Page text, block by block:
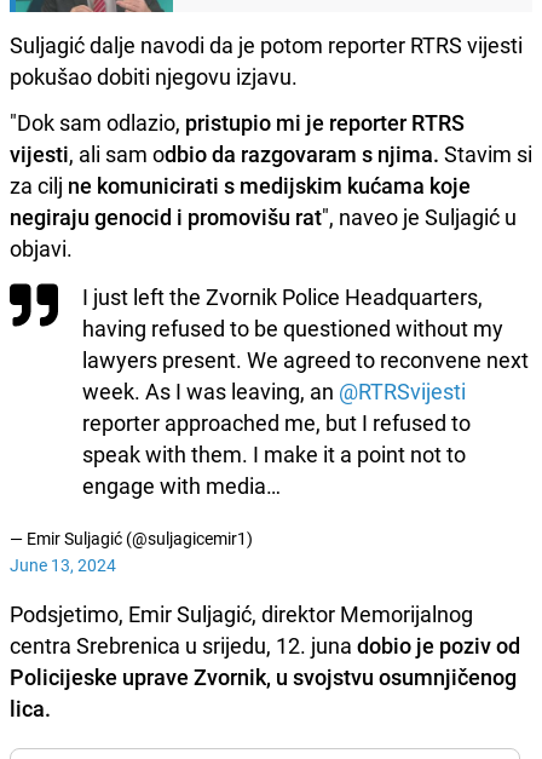
Suljagić dalje navodi da je potom reporter RTRS vijesti
pokušao dobiti njegovu izjavu.
"Dok sam odlazio, pristupio mi je reporter RTRS
vijesti, ali sam odbio da razgovaram s njima. Stavim si
za cilj ne komunicirati s medijskim kućama koje
negiraju genocid i promovišu rat", naveo je Suljagić u
objavi.
I just left the Zvornik Police Headquarters,
having refused to be questioned without my
lawyers present. We agreed to reconvene next
week. As I was leaving, an @RTRSvijesti
reporter approached me, but I refused to
speak with them. I make it a point not to
engage with media…
— Emir Suljagić (@suljagicemir1)
June 13, 2024
Podsjetimo, Emir Suljagić, direktor Memorijalnog
centra Srebrenica u srijedu, 12. juna dobio je poziv od
Policijeske uprave Zvornik, u svojstvu osumnjičenog
lica.